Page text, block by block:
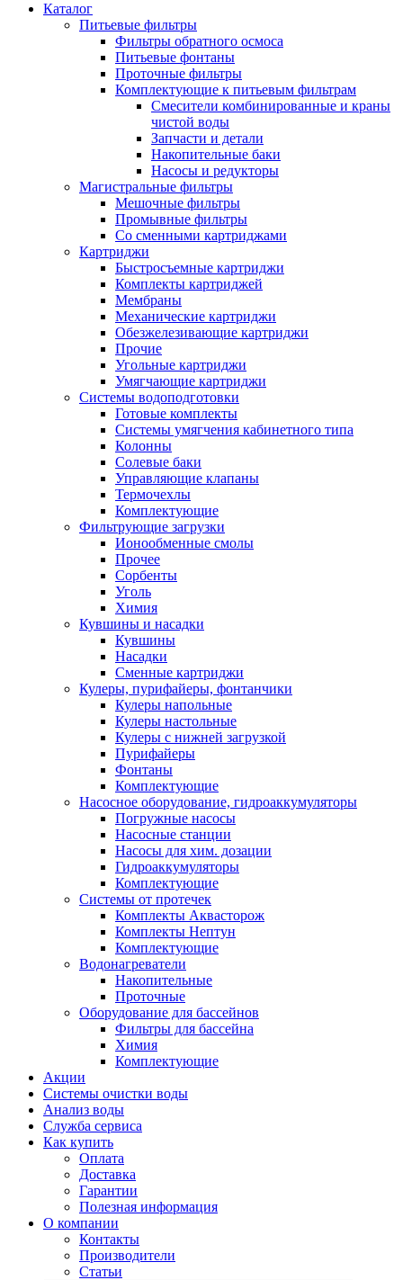
Каталог
Питьевые фильтры
Фильтры обратного осмоса
Питьевые фонтаны
Проточные фильтры
Комплектующие к питьевым фильтрам
Смесители комбинированные и краны
чистой воды
Запчасти и детали
Накопительные баки
Насосы и редукторы
Магистральные фильтры
Мешочные фильтры
Промывные фильтры
Со сменными картриджами
Картриджи
Быстросъемные картриджи
Комплекты картриджей
Мембраны
Механические картриджи
Обезжелезивающие картриджи
Прочие
Угольные картриджи
Умягчающие картриджи
Системы водоподготовки
Готовые комплекты
Системы умягчения кабинетного типа
Колонны
Солевые баки
Управляющие клапаны
Термочехлы
Комплектующие
Фильтрующие загрузки
Ионообменные смолы
Прочее
Сорбенты
Уголь
Химия
Кувшины и насадки
Кувшины
Насадки
Сменные картриджи
Кулеры, пурифайеры, фонтанчики
Кулеры напольные
Кулеры настольные
Кулеры с нижней загрузкой
Пурифайеры
Фонтаны
Комплектующие
Насосное оборудование, гидроаккумуляторы
Погружные насосы
Насосные станции
Насосы для хим. дозации
Гидроаккумуляторы
Комплектующие
Системы от протечек
Комплекты Аквасторож
Комплекты Нептун
Комплектующие
Водонагреватели
Накопительные
Проточные
Оборудование для бассейнов
Фильтры для бассейна
Химия
Комплектующие
Акции
Системы очистки воды
Анализ воды
Служба сервиса
Как купить
Оплата
Доставка
Гарантии
Полезная информация
О компании
Контакты
Производители
Статьи